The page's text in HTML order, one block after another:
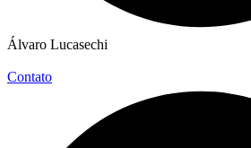
Álvaro Lucasechi
Contato